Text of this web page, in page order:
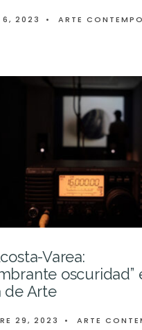
6, 2023 •
ARTE
Varea:
oscuridad”
de Arte
29, 2023 •
ARTE